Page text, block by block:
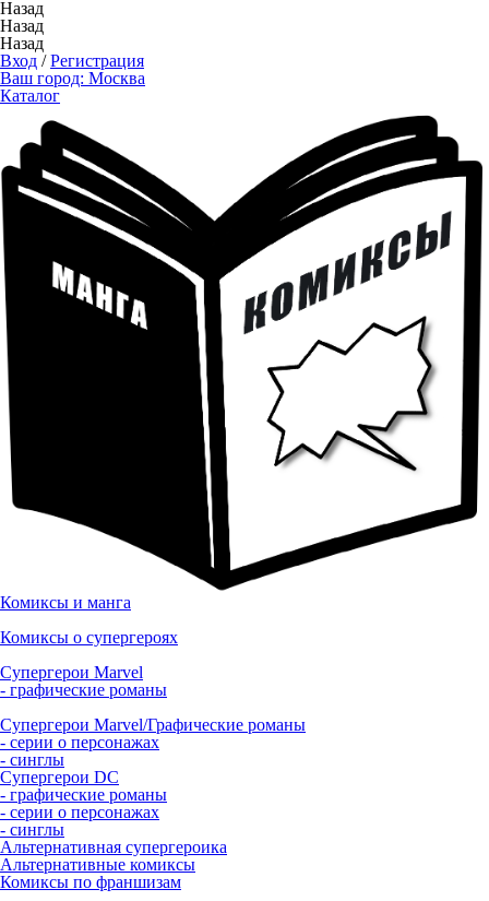
Назад
Назад
Назад
Вход /Регистрация
Ваш город: Москва
Каталог
Комиксы и манга
Комиксы о супергероях
Супергерои Marvel
- графические романы
Супергерои Marvel/Графические романы
- серии о персонажах
- синглы
Супергерои DC
- графические романы
- серии о персонажах
- синглы
Альтернативная супергероика
Альтернативные комиксы
Комиксы по франшизам